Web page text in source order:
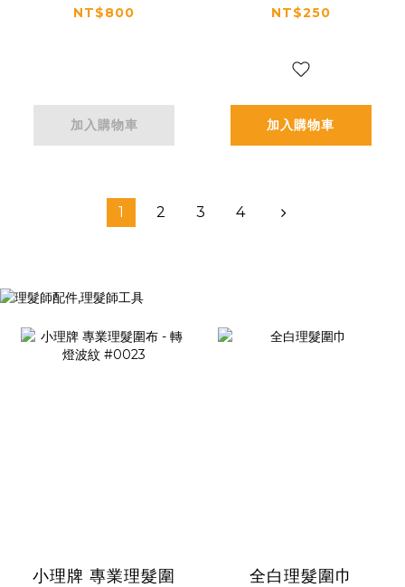
Blade Care Plus
NT$800
加入購物車
Clipper Oil 60ML
NT$250
加入購物車
1 2 3 4
小理牌 專業理髮圍
全白理髮圍巾